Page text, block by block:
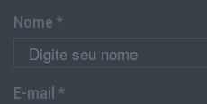
Nome *
E-mail *